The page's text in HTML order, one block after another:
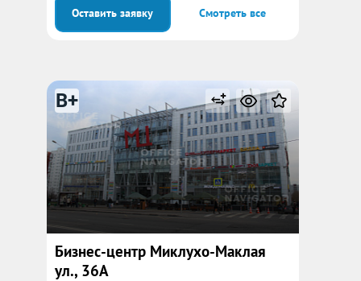
Оставить заявку Смотреть все
B+
Бизнес-центр Миклухо-Маклая
ул., 36А